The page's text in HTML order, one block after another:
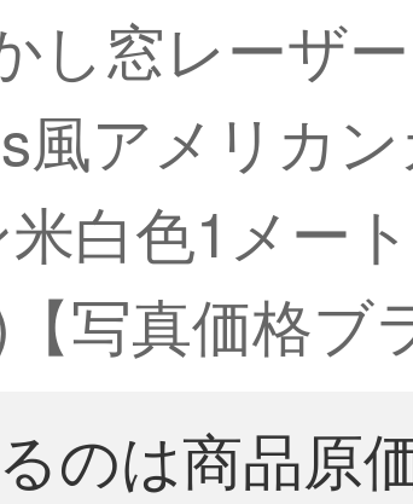
し窓レーザ
風アメリカ
白色1メー
写真価格ブ
のは商品原